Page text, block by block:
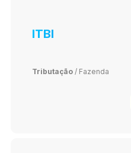
ITBI
Tributação/ Fazenda